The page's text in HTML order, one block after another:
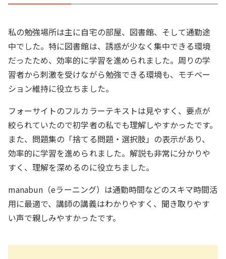
私の勉強場所は主に自宅の部屋、図書館、そして通勤途
中でした。特に図書館は、誘惑が少なく集中できる環境
だったため、効率的に学習を進められました。周りの学
習者から刺激を受けながら勉強できる環境も、モチベー
ション維持に役立ちました。
フォーサイトのフルカラーテキストは見やすく、要点が
絞られていたので初学者の私でも理解しやすかったです。
また、問題集の「捨てる問題・選択肢」の表示があり、
効率的に学習を進められました。解説も非常に分かりや
すく、理解を深めるのに役立ちました。
manabun（eラーニング）は通勤時間などのスキマ時間活
用に最適で、講師の講義はわかりやすく、聞き取りやす
い声で親しみやすかったです。